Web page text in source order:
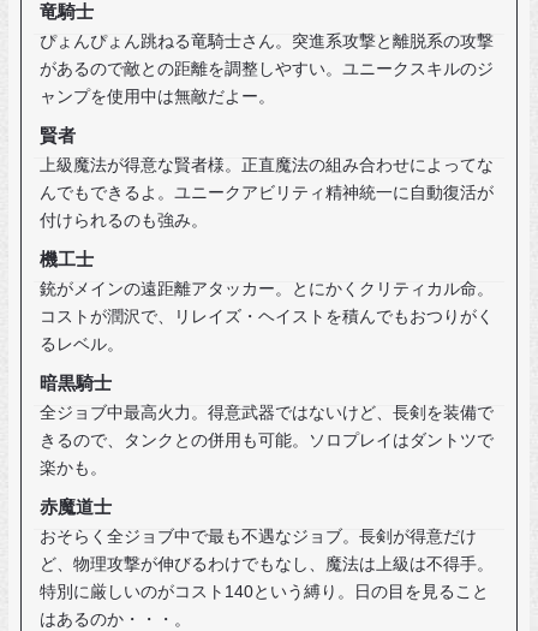
竜騎士
ぴょんぴょん跳ねる竜騎士さん。突進系攻撃と離脱系の攻撃
があるので敵との距離を調整しやすい。ユニークスキルのジ
ャンプを使用中は無敵だよー。
賢者
上級魔法が得意な賢者様。正直魔法の組み合わせによってな
んでもできるよ。ユニークアビリティ精神統一に自動復活が
付けられるのも強み。
機工士
銃がメインの遠距離アタッカー。とにかくクリティカル命。
コストが潤沢で、リレイズ・ヘイストを積んでもおつりがく
るレベル。
暗黒騎士
全ジョブ中最高火力。得意武器ではないけど、長剣を装備で
きるので、タンクとの併用も可能。ソロプレイはダントツで
楽かも。
赤魔道士
おそらく全ジョブ中で最も不遇なジョブ。長剣が得意だけ
ど、物理攻撃が伸びるわけでもなし、魔法は上級は不得手。
特別に厳しいのがコスト140という縛り。日の目を見ること
はあるのか・・・。